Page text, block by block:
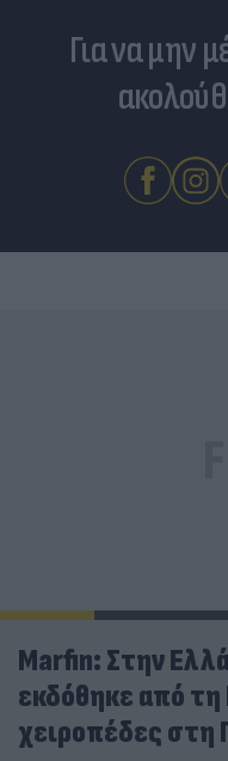
Για να μην
Marfin: Στην
εκδόθηκε από
χειροπέδες στη